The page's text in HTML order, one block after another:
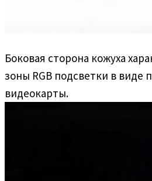
Боковая сторона кожуха
зоны RGB подсветки в виде
видеокарты.